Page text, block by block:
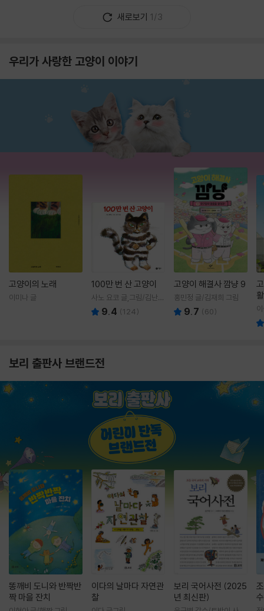
새로보기 1/3
우리가 사랑한 고양이 이야기
고양이의 노래
이미나 글
100만 번 산 고양이
사노 요코 글,그림/김난주
역 9.4 (124)
고양이 해결사 깜냥 9
홍민정 글/김재희 그림
9.7 (60)
보리 출판사 브랜드전
똥깨비 도니와 반짝반
짝 마을 잔치
이다의 날마다 자연관
찰
보리 국어사전 (2025
년 최신판)